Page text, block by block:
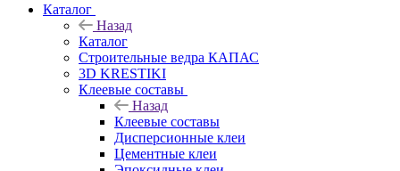
Каталог
Назад
Каталог
Строительные ведра КАПАС
3D KRESTIKI
Клеевые составы
Назад
Клеевые составы
Дисперсионные клеи
Цементные клеи